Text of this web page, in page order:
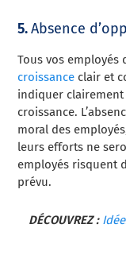
5.Absence
Tous vos employés
croissance clair et
indiquer clairement
croissance.
moral des
leurs efforts ne
employés risquent
prévu.
DÉCOUVREZ :